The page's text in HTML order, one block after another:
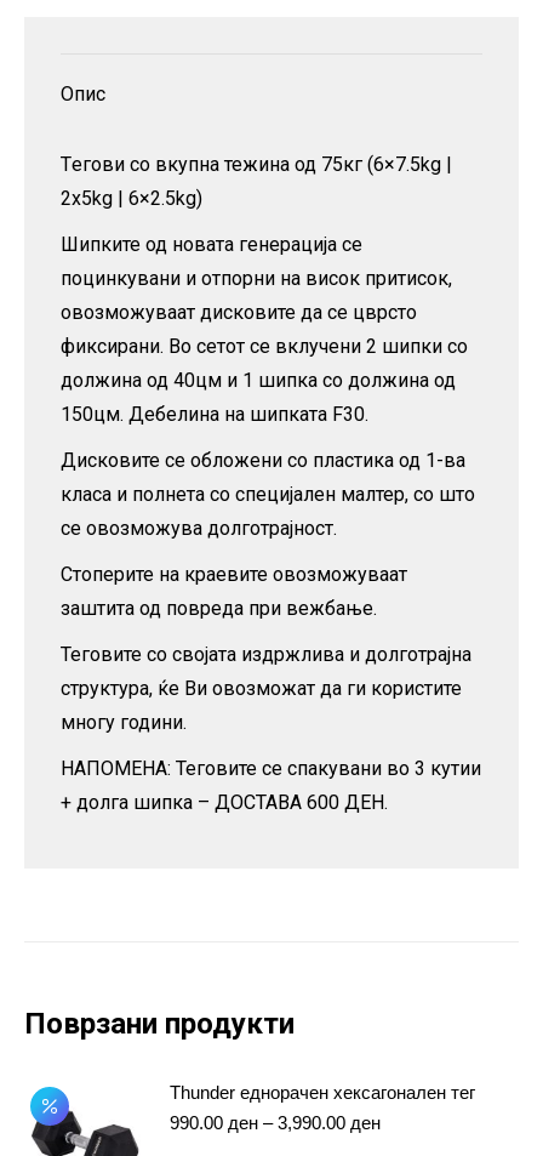
Опис
Tегови со вкупна тежина од 75кг (6×7.5kg |
2x5kg | 6×2.5kg)
Шипките од новата генерација се
поцинкувани и отпорни на висок притисок,
овозможуваат дисковите да се цврсто
фиксирани. Во сетот се вклучени 2 шипки со
должина од 40цм и 1 шипка со должина од
150цм. Дебелина на шипката F30.
Дисковите се обложени со пластика од 1-ва
класа и полнета со специјален малтер, со што
се овозможува долготрајност.
Стоперите на краевите овозможуваат
заштита од повреда при вежбање.
Теговите со својата издржлива и долготрајна
структура, ќе Ви овозможат да ги користите
многу години.
НАПОМЕНА: Теговите се спакувани во 3 кутии
+ долга шипка – ДОСТАВА 600 ДЕН.
Поврзани продукти
Thunder еднорачен хексагонален тег
990.00 ден – 3,990.00 денPrice